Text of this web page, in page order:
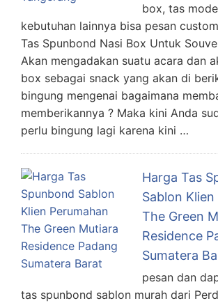
box, tas
kebutuhan lainnya bisa pesan
Tas Spunbond Nasi Box Untuk
Akan mengadakan suatu acara dan
box sebagai snack yang akan di
bingung mengenai bagaimana
memberikannya ? Maka kini Anda
perlu bingung lagi karena kini …
Harga Tas
Sablon
The Green
Residence
Sumatera
pesan dan
tas spunbond sablon murah dari